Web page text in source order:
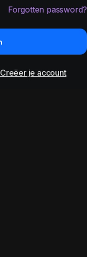
Forgotten password?
Creëer je account